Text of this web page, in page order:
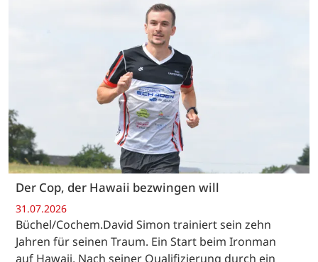
Der Cop, der Hawaii bezwingen will
31.07.2026
Büchel/Cochem.David Simon trainiert sein zehn
Jahren für seinen Traum. Ein Start beim Ironman
auf Hawaii. Nach seiner Qualifizierung durch ein